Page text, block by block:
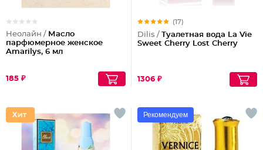
Неолайн / Масло
парфюмерное женское
Amarilys, 6 мл
185 ₽
(17)
Dilis / Туалетная вода La Vie
Sweet Cherry Lost Cherry
1306 ₽
Рекомендуем